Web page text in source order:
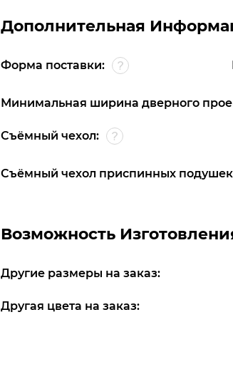
Дополнительная
Форма поставки:
Минимальная ширина дверного
Съёмный чехол:
Съёмный чехол приспинных
Возможность
Другие размеры на заказ:
Другая цвета на заказ: